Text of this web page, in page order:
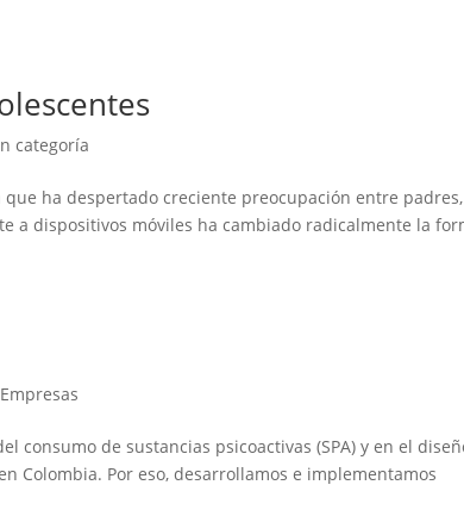
categoría
ha despertado creciente preocupación entre padres,
a dispositivos móviles ha cambiado radicalmente la
Empresas
consumo de sustancias psicoactivas (SPA) y en el
Colombia. Por eso, desarrollamos e implementamos